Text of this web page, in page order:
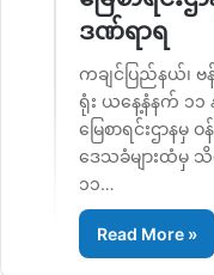
ဒဏ်ရာရ
ကချင်ပြည်နယ်၊ ဗ
ရုံး ယနေ့နံနက် ၁
မြေစာရင်းဌာနမှ
ဒေသခံများထံမှ
၁၁…
Read More »